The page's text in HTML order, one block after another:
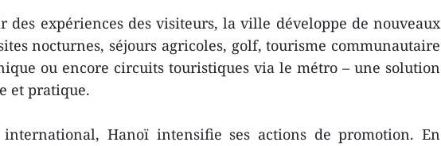
des expériences des visiteurs, la ville développe de nouveaux
nocturnes, séjours agricoles, golf, tourisme communautaire
ou encore circuits touristiques via le métro – une solution
et pratique.
Hanoï intensifie ses actions de promotion. En